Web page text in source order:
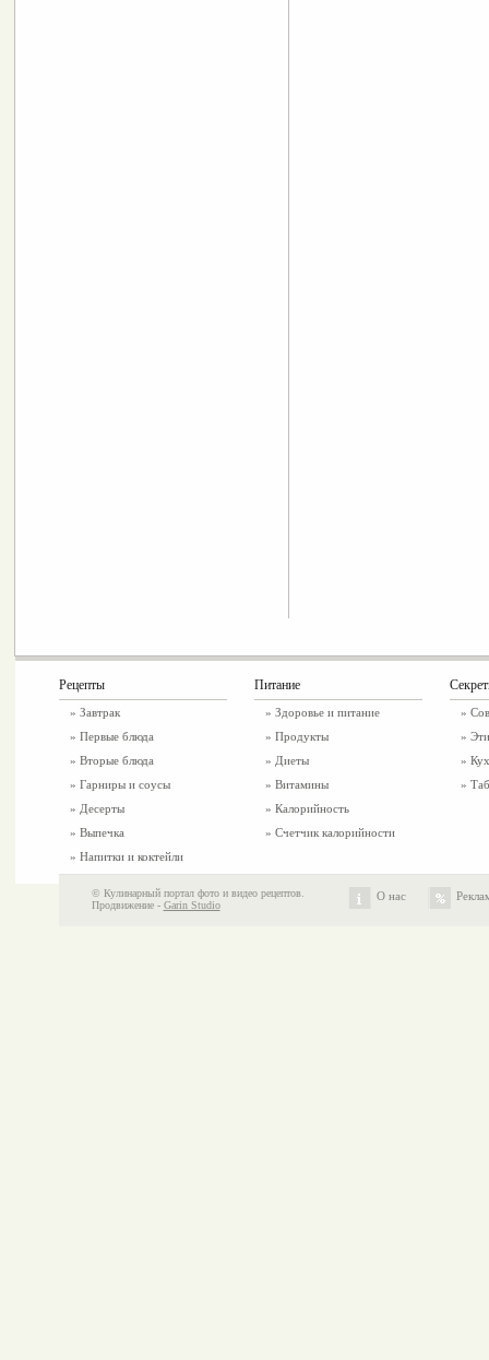
Рецепты
» Завтрак
» Первые блюда
» Вторые блюда
» Гарниры и соусы
» Десерты
» Выпечка
» Напитки и коктейли
Питание
» Здоровье и питание
» Продукты
» Диеты
» Витамины
» Калорийность
» Счетчик калорийности
»
»
»
»
© Кулинарный портал фото и видео рецептов.
Продвижение - Garin Studio
О нас